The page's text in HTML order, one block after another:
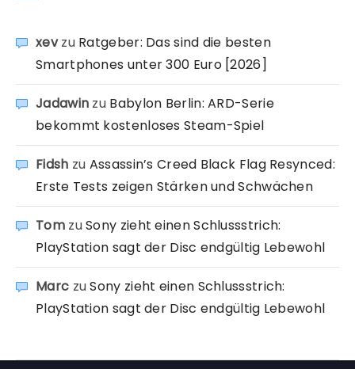
xevzu Ratgeber: Das sind die besten
Smartphones unter 300 Euro [2026]
Jadawin zu Babylon Berlin: ARD-Serie
bekommt kostenloses Steam-Spiel
Fidsh zu Assassin’s Creed Black Flag Resynced:
Erste Tests zeigen Stärken und Schwächen
TomzuSony zieht einen Schlussstrich:
PlayStation sagt der Disc endgültig Lebewohl
Marc zuSony zieht einen Schlussstrich:
PlayStation sagt der Disc endgültig Lebewohl